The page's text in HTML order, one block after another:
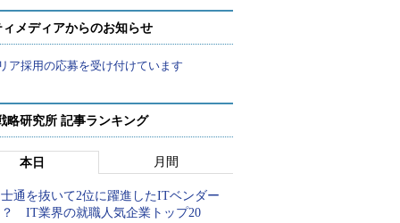
メディアからのお知らせ
ア採用の応募を受け付けています
略研究所 記事ランキング
本日 月間
通を抜いて2位に躍進したITベンダー
IT業界の就職人気企業トップ20